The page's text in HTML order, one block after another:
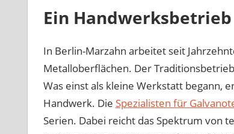
Ein
In Berlin-Marzahn arbeitet seit
Metalloberflächen. Der
Was einst als kleine Werkstatt begann,
Handwerk. Die Spezialisten für
Serien. Dabei reicht das Spektrum von